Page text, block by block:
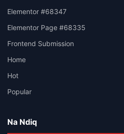
Elementor #68347
Elementor Page #68335
Frontend Submission
Home
Hot
Popular
Na Ndiq